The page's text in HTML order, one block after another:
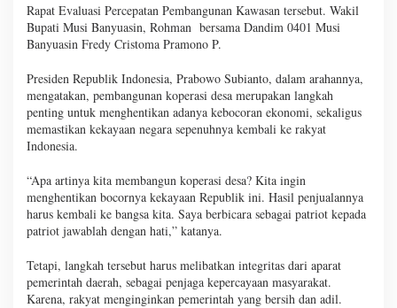
Rapat Evaluasi Percepatan Pembangunan Kawasan tersebut. Wakil
Bupati Musi Banyuasin, Rohman bersama Dandim 0401 Musi
Banyuasin Fredy Cristoma Pramono P.
Presiden Republik Indonesia, Prabowo Subianto, dalam arahannya,
mengatakan, pembangunan koperasi desa merupakan langkah
penting untuk menghentikan adanya kebocoran ekonomi, sekaligus
memastikan kekayaan negara sepenuhnya kembali ke rakyat
Indonesia.
“Apa artinya kita membangun koperasi desa? Kita ingin
menghentikan bocornya kekayaan Republik ini. Hasil penjualannya
harus kembali ke bangsa kita. Saya berbicara sebagai patriot kepada
patriot jawablah dengan hati,” katanya.
Tetapi, langkah tersebut harus melibatkan integritas dari aparat
pemerintah daerah, sebagai penjaga kepercayaan masyarakat.
Karena, rakyat menginginkan pemerintah yang bersih dan adil.